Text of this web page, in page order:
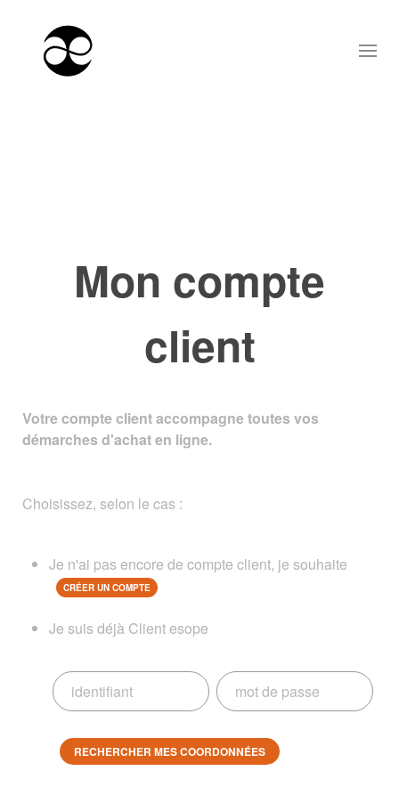
Mon compte
client
Votre compte client accompagne toutes vos
démarches d'achat en ligne.
Choisissez, selon le cas :
Je n'ai pas encore de compte client, je souhaite
CRÉER UN COMPTE
Je suis déjà Client esope
RECHERCHER MES COORDONNÉES